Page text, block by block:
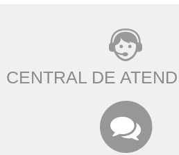
CENTRAL DE